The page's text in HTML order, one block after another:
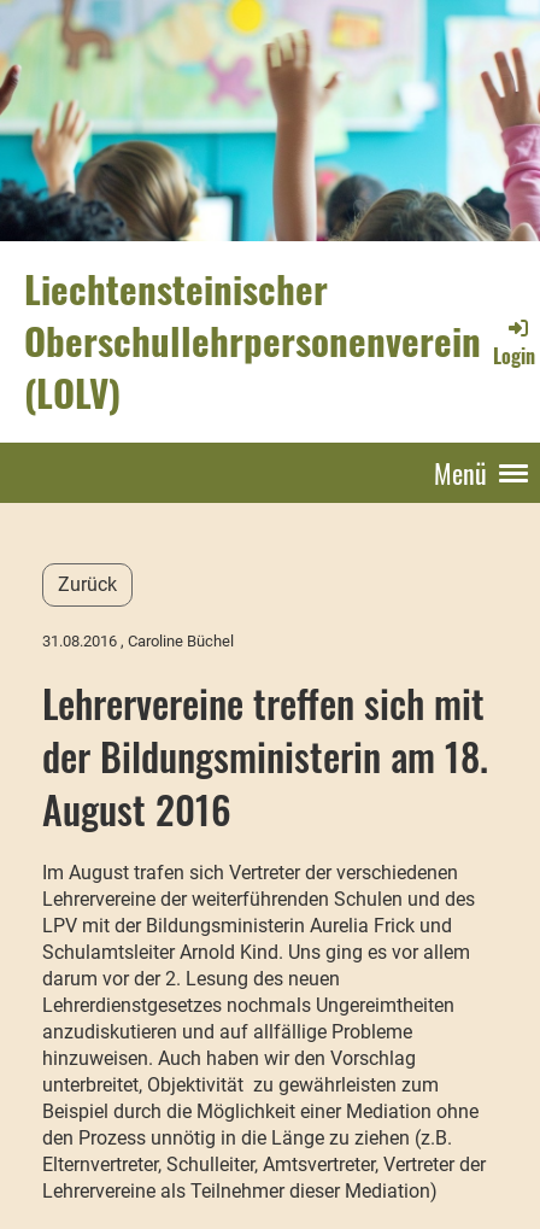
Liechtensteinischer
Oberschullehrpersonenverein
(LOLV)
Login
Menü
Zurück
31.08.2016 , Caroline Büchel
Lehrervereine treffen sich mit
der Bildungsministerin am 18.
August 2016
Im August trafen sich Vertreter der verschiedenen
Lehrervereine der weiterführenden Schulen und des
LPV mit der Bildungsministerin Aurelia Frick und
Schulamtsleiter Arnold Kind. Uns ging es vor allem
darum vor der 2. Lesung des neuen
Lehrerdienstgesetzes nochmals Ungereimtheiten
anzudiskutieren und auf allfällige Probleme
hinzuweisen. Auch haben wir den Vorschlag
unterbreitet, Objektivität zu gewährleisten zum
Beispiel durch die Möglichkeit einer Mediation ohne
den Prozess unnötig in die Länge zu ziehen (z.B.
Elternvertreter, Schulleiter, Amtsvertreter, Vertreter der
Lehrervereine als Teilnehmer dieser Mediation)